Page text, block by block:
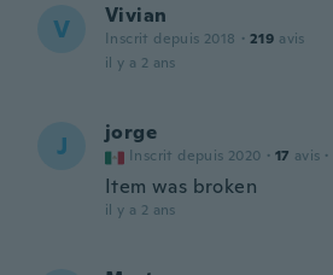
V Vivian
Inscrit depuis 2018 · 219 avis
il y a 2 ans
J jorge
Inscrit depuis 2020 · 17 avis ·
Item was broken
il y a 2 ans